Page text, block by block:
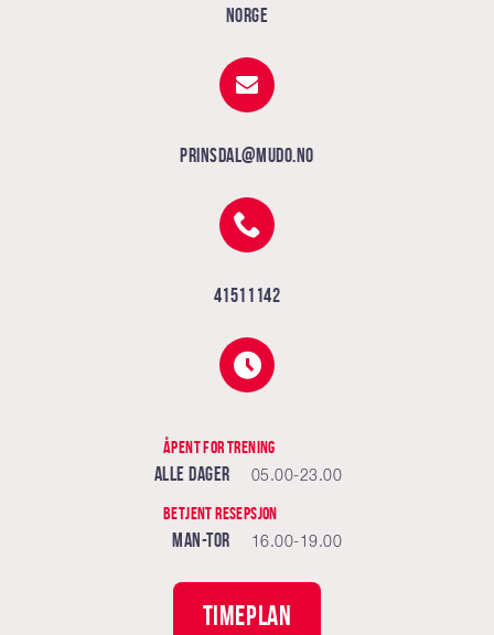
Norge
prinsdal@mudo.no
41511142
Åpent for trening
Alle dager 05.00-23.00
Betjent resepsjon
Man-Tor 16.00-19.00
TIMEPLAN